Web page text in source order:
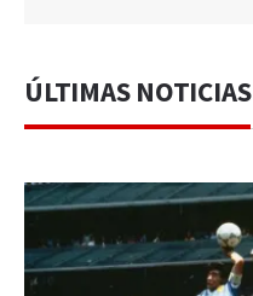
ÚLTIMAS NOTICIAS